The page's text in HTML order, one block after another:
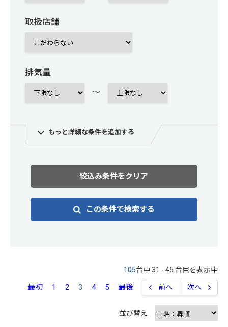
取扱店舗
排気量
～
もっと詳細な条件を追加する
絞込み条件をクリア
この条件で検索する
並び替え
105台中 31 - 45 台目を表示中
最初 1 2 3 4 5 最後 前へ 次へ